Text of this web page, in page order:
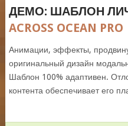
ДЕМО: ШАБЛОН
ACROSS OCEAN PRO
Анимации, эффекты,
оригинальный дизайн
Шаблон 100% адаптивен.
контента обеспечивает его